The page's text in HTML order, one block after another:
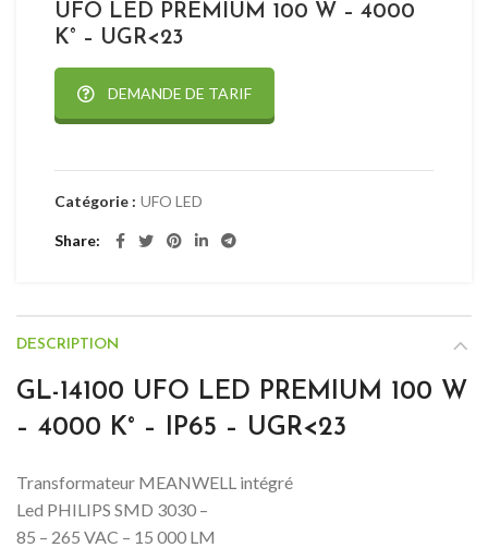
UFO LED PREMIUM 100 W – 4000
K° – UGR<23
DEMANDE DE TARIF
Catégorie : UFO LED
Share
DESCRIPTION
GL-14100 UFO LED PREMIUM 100 W
– 4000 K° – IP65 – UGR<23
Transformateur MEANWELL intégré
Led PHILIPS SMD 3030 –
85 – 265 VAC – 15 000 LM